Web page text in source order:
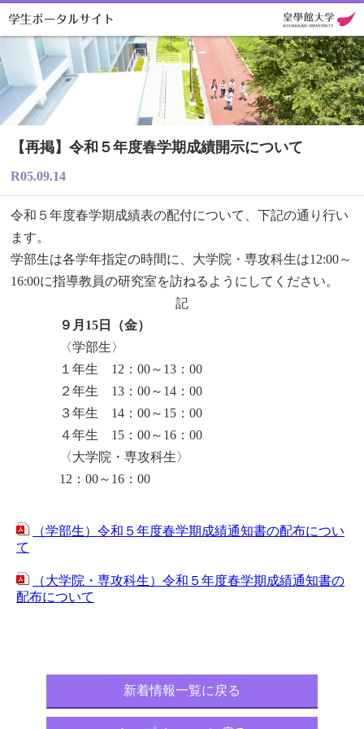
【再掲】令和５年度春学期成績開示について
R05.09.14
令和５年度春学期成績表の配付について、下記の通り行い
ます。
学部生は各学年指定の時間に、大学院・専攻科生は12:00～
16:00に指導教員の研究室を訪ねるようにしてください。
記
９月15日（金）
〈学部生〉
１年生 12：00～13：00
２年生 13：00～14：00
３年生 14：00～15：00
４年生 15：00～16：00
〈大学院・専攻科生〉
12：00～16：00
（学部生）令和５年度春学期成績通知書の配布につい
て
（大学院・専攻科生）令和５年度春学期成績通知書の
配布について
新着情報一覧に戻る